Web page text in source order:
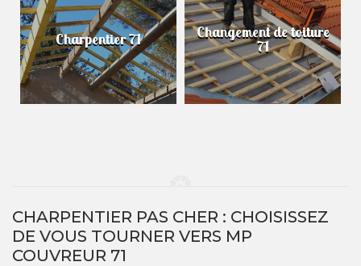
Charpentier 71 Changement de toiture
71
CHARPENTIER PAS CHER : CHOISISSEZ
DE VOUS TOURNER VERS MP
COUVREUR 71